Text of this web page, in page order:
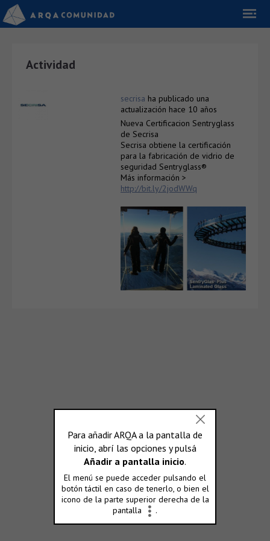
Actividad
secrisa ha publicado una
actualización hace 10 años
Nueva Certificacion Sentryglass
de Secrisa
Secrisa obtiene la certificación
para la fabricación de vidrio de
seguridad Sentryglass®
Más información >
http://bit.ly/2jodWWq